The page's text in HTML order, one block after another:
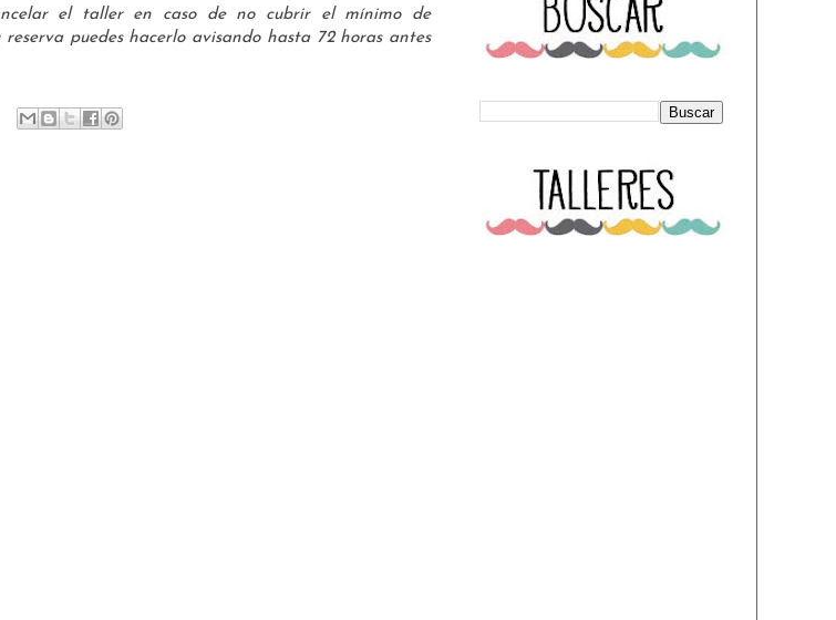
el taller en caso de no cubrir el mínimo de
puedes hacerlo avisando hasta 72 horas antes